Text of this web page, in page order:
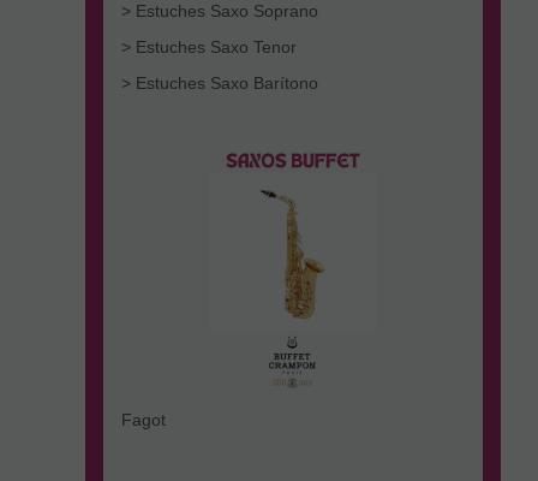
> Estuches Saxo Soprano
> Estuches Saxo Tenor
> Estuches Saxo Barítono
Fagot